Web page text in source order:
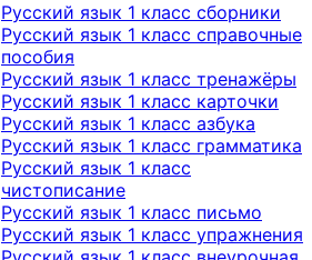
Русский язык 1 класс сборники
Русский язык 1 класс справочные
пособия
Русский язык 1 класс тренажёры
Русский язык 1 класс карточки
Русский язык 1 класс азбука
Русский язык 1 класс грамматика
Русский язык 1 класс
чистописание
Русский язык 1 класс письмо
Русский язык 1 класс упражнения